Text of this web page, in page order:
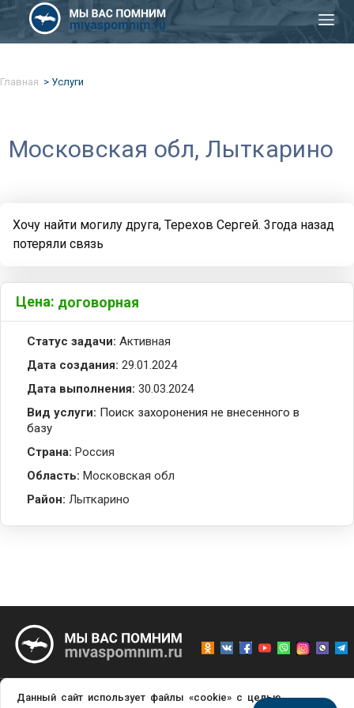
Главная Услуги
Московская обл, Лыткарино
Хочу найти могилу друга, Терехов Сергей. 3года назад
потеряли связь
Цена: договорная
Статус задачи: Активная
Дата создания: 29.01.2024
Дата выполнения: 30.03.2024
Вид услуги: Поиск захоронения не внесенного в
базу
Страна: Россия
Область: Московская обл
Район: Лыткарино
Данный сайт использует файлы «cookie» с целью